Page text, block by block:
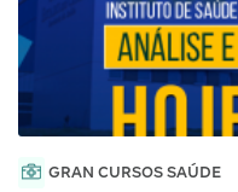
GRAN CURSOS SAÚDE